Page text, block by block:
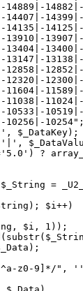
10254";
$_DataKey);
?
=
$i++)
$i, 1));
z0-9]*/",